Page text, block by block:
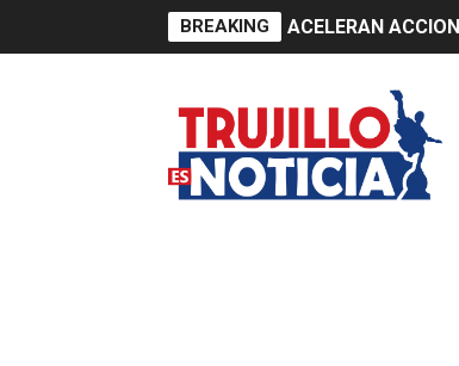
BREAKING ACELERAN
HIDRANDINA:
ADAS: QUEDAN
Construye
OSIPTEL frente